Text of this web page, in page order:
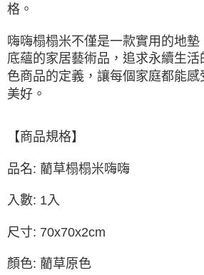
格。
嗨嗨榻榻米不僅是一款實用的地
底蘊的家居藝術品，追求永續生
色商品的定義，讓每個家庭都能
美好。
【商品規格】
品名: 藺草榻榻米嗨嗨
入數: 1入
尺寸: 70x70x2cm
顏色: 藺草原色